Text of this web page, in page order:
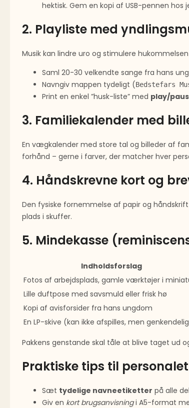
hektisk. Gem en kopi af USB-pennen
2. Playliste med
Musik kan lindre uro og stimulere
Saml 20-30 velkendte sange fra hans
Navngiv mappen tydeligt (Bedstefars
Print en enkel ”husk-liste” med play/
3. Familiekalender med
En vægkalender med store tal og billeder af
forhånd – gerne i farver, der matcher hver
4. Håndskrevne kort og
Den fysiske fornemmelse af papir og
plads i skuffer.
5. Mindekasse
Indholdsforslag
Fotos af arbejdsplads, gamle værktøjer i
Lille duftpose med savsmuld eller frisk hø
Kopi af avisforsider fra hans ungdom
En LP-skive (kan ikke afspilles, men
Pakkens genstande skal tåle at blive taget ud
Praktiske tips til
Sæt tydelige navneetiketter på alle
Giv en kort brugsanvisningi A5-format